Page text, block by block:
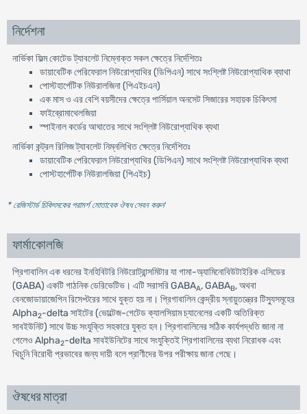
নির্দেশনা
নার্ভিকা ফিল্ম কোটেড ট্যাবলেট নিম্নোক্ত সকল ক্ষেত্রে নির্দেশিতঃ
ডায়াবেটিক পেরিফেরাল নিউরোপ্যাথির (ডিপিএন) সাথে সংশ্লিষ্ট নিউরোপ্যাথিক ব্যাথা
পোস্টহার্পেটিক নিউরালজিনা (পিএইচএন)
এক মাস ও এর বেশি বয়সীদের ক্ষেত্রে পার্সিয়াল অনসেট সিজারের সহায়ক চিকিৎসা
ফাইব্রোমাথেলজিয়া
স্পাইনাল কর্ডের আঘাতের সাথে সংশ্লিষ্ট নিউরোপ্যাথিক ব্যথা
নার্ভিকা কন্ট্রল রিলিজ ট্যাবলেট নিম্নলিখিত ক্ষেত্রে নির্দেশিতঃ
ডায়াবেটিক পেরিফেরাল নিউরোপ্যাথির (ডিপিএন) সাথে সংশ্লিষ্ট নিউরোপ্যাথিক ব্যথা
পোস্টহার্পেটিক নিউরালজিয়া (পিএইচ)
* রেজিস্টার্ড চিকিৎসকের পরামর্শ মোতাবেক ঔষধ সেবন করুন'
ফার্মাকোলজি
প্রিগাবালিন এক ধরনের ইনহিবিটরি নিউরোট্রান্সমিটার যা গামা-অ্যামিনোবিউটাইরিক এসিডের
(GABA) একটি গাঠনিক ডেরিভেটিভ। এটি সরাসরি GABAA, GABAB, অথবা
বেনজোডায়াজেপিন রিসেপ্টরের সাথে যুক্ত হয় না। প্রিগাবালিন কেন্দ্রীয় স্নায়ুতন্ত্রের টিস্যুসমূহের
Alpha2-delta সাইটের (ভোল্টেজ-গেটেড ক্যালসিয়াম চ্যানেলের একটি অতিরিক্ত
সাবইউনিট) সাথে উচ্চ সংযুক্তি সহকারে যুক্ত হন। প্রিগাবালিনের সঠিক কার্যপদ্ধতি জানা না
গেলেও Alpha2-delta সাবইউনিটের সাথে সংযুক্তিই প্রিগাবালিনের ব্যথা নিরোধক এবং
খিচুনি বিরোধী প্রভাবের জন্য দায়ী বলে প্রাণীদের উপর পরীক্ষায় জানা গেছে।
ঔষধের মাত্রা